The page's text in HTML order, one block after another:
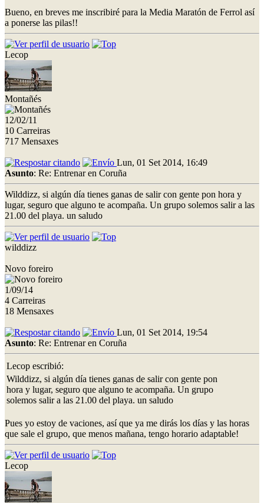
Bueno, en breves me inscribiré para la Media Maratón de Ferrol así
a ponerse las pilas!!
Lecop
Montañés
12/02/11
10 Carreiras
717 Mensaxes
Lun, 01 Set 2014, 16:49
Asunto: Re: Entrenar en Coruña
Wilddizz, si algún día tienes ganas de salir con gente pon hora y
lugar, seguro que alguno te acompaña. Un grupo solemos salir a las
21.00 del playa. un saludo
wilddizz
Novo foreiro
1/09/14
4 Carreiras
18 Mensaxes
Lun, 01 Set 2014, 19:54
Asunto: Re: Entrenar en Coruña
Lecop escribió:
Wilddizz, si algún día tienes ganas de salir con gente pon
hora y lugar, seguro que alguno te acompaña. Un grupo
solemos salir a las 21.00 del playa. un saludo
Pues yo estoy de vaciones, así que ya me dirás los días y las horas
que sale el grupo, que menos mañana, tengo horario adaptable!
Lecop